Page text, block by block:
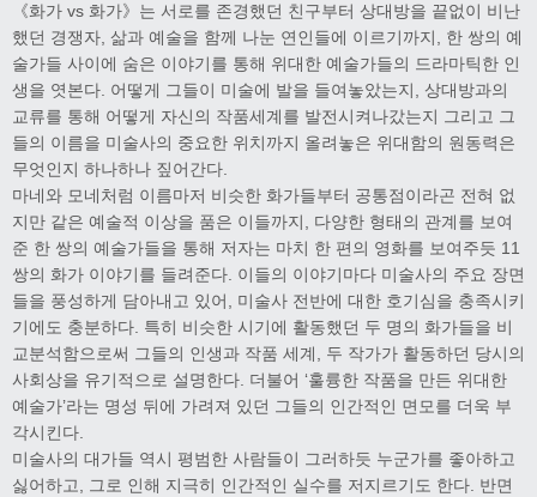
《화가 vs 화가》는 서로를 존경했던 친구부터 상대방을 끝없이 비난
했던 경쟁자, 삶과 예술을 함께 나눈 연인들에 이르기까지, 한 쌍의 예
술가들 사이에 숨은 이야기를 통해 위대한 예술가들의 드라마틱한 인
생을 엿본다. 어떻게 그들이 미술에 발을 들여놓았는지, 상대방과의
교류를 통해 어떻게 자신의 작품세계를 발전시켜나갔는지 그리고 그
들의 이름을 미술사의 중요한 위치까지 올려놓은 위대함의 원동력은
무엇인지 하나하나 짚어간다.
마네와 모네처럼 이름마저 비슷한 화가들부터 공통점이라곤 전혀 없
지만 같은 예술적 이상을 품은 이들까지, 다양한 형태의 관계를 보여
준 한 쌍의 예술가들을 통해 저자는 마치 한 편의 영화를 보여주듯 11
쌍의 화가 이야기를 들려준다. 이들의 이야기마다 미술사의 주요 장면
들을 풍성하게 담아내고 있어, 미술사 전반에 대한 호기심을 충족시키
기에도 충분하다. 특히 비슷한 시기에 활동했던 두 명의 화가들을 비
교분석함으로써 그들의 인생과 작품 세계, 두 작가가 활동하던 당시의
사회상을 유기적으로 설명한다. 더불어 ‘훌륭한 작품을 만든 위대한
예술가’라는 명성 뒤에 가려져 있던 그들의 인간적인 면모를 더욱 부
각시킨다.
미술사의 대가들 역시 평범한 사람들이 그러하듯 누군가를 좋아하고
싫어하고, 그로 인해 지극히 인간적인 실수를 저지르기도 한다. 반면